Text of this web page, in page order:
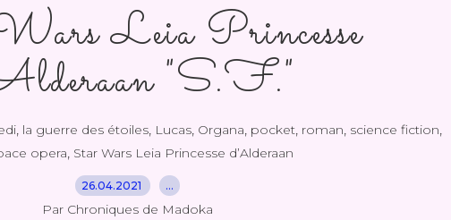
Leia Princesse
"S.F."
, la guerre des étoiles, Lucas, Organa, pocket, roman, science fiction,
opera, Star Wars Leia Princesse d’Alderaan
26.04.2021 …
Par Chroniques de Madoka